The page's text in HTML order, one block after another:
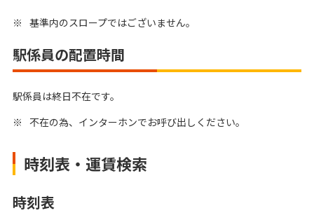
※ 基準内のスロープではございません。
駅係員の配置時間
駅係員は終日不在です。
※ 不在の為、インターホンでお呼び出しください。
時刻表・運賃検索
時刻表